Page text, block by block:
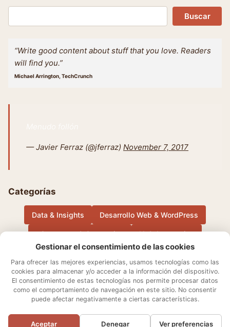
Buscar
“Write good content about stuff that you love. Readers
will find you.”
Michael Arrington, TechCrunch
— Javier Ferraz (@jferraz) November 7, 2017
Categorías
Data & Insights Desarrollo Web & WordPress
eCommerce & Conversion IA & Automation
Música Otros Performance Marketing & Growth
Sobre mí Aviso Legal Contacto
Política de cookies
Declaración de privacidad
Términos y condiciones
Ajustes de cookies
Gestionar el consentimiento de las cookies
Para ofrecer las mejores experiencias, usamos tecnologías como las
cookies para almacenar y/o acceder a la información del dispositivo.
El consentimiento de estas tecnologías nos permite procesar datos
como el comportamiento de navegación en este sitio. No consentir
puede afectar negativamente a ciertas características.
Aceptar Denegar Ver preferencias